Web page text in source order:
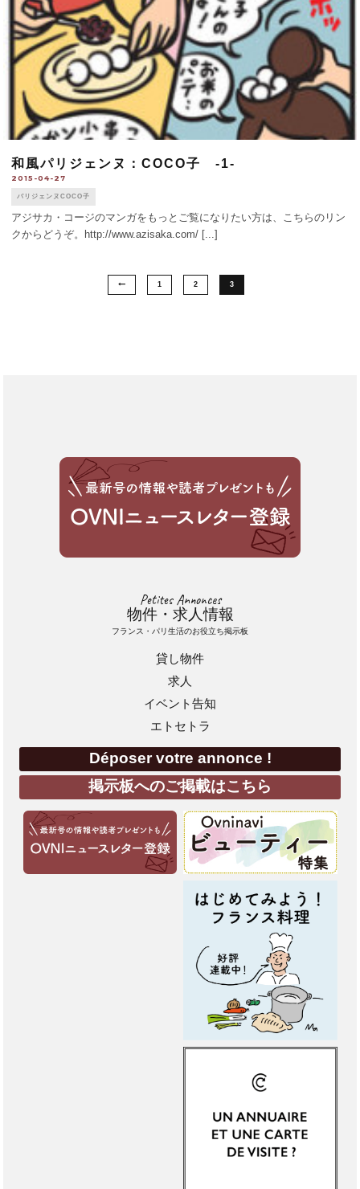
和風パリジェンヌ：COCO子 -1-
2015-04-27
パリジェンヌCOCO子
アジサカ・コージのマンガをもっとご覧になりたい方は、こちらのリン
クからどうぞ。http://www.azisaka.com/ [...]
1 2 3
Petites Annonces
物件・求人情報
フランス・パリ生活のお役立ち掲示板
貸し物件
求人
イベント告知
エトセトラ
Déposer votre annonce !
掲示板へのご掲載はこちら